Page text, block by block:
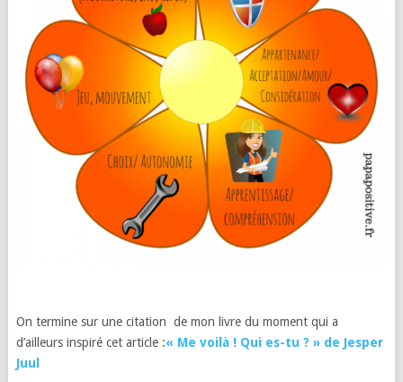
On termine sur une citation de mon livre du moment qui a
d’ailleurs inspiré cet article :« Me voilà ! Qui es-tu ? » de Jesper
Juul